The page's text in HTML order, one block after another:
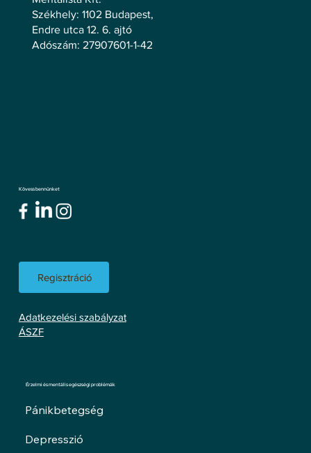
Székhely: 1102 Budapest,
Endre utca 12. 6. ajtó
Adószám: 27907601-1-42
Kövess bennünket
Regisztráció
Adatkezelési szabályzat
ÁSZF
Érzelmi és mentális egészségi problémák
Pánikbetegség
Depresszió